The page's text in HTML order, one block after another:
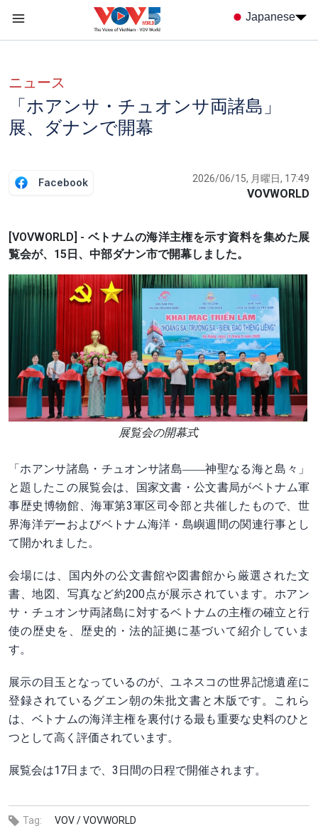
Japanese
ニュース
「ホアンサ・チュオンサ両諸島」
展、ダナンで開幕
Facebook 2026/06/15, 月曜日, 17:49
VOVWORLD
[VOVWORLD] - ベトナムの海洋主権を示す資料を集めた展
覧会が、15日、中部ダナン市で開幕しました。
展覧会の開幕式
「ホアンサ諸島・チュオンサ諸島――神聖なる海と島々」
と題したこの展覧会は、国家文書・公文書局がベトナム軍
事歴史博物館、海軍第3軍区司令部と共催したもので、世
界海洋デーおよびベトナム海洋・島嶼週間の関連行事とし
て開かれました。
会場には、国内外の公文書館や図書館から厳選された文
書、地図、写真など約200点が展示されています。ホアン
サ・チュオンサ両諸島に対するベトナムの主権の確立と行
使の歴史を、歴史的・法的証拠に基づいて紹介していま
す。
展示の目玉となっているのが、ユネスコの世界記憶遺産に
登録されているグエン朝の朱批文書と木版です。これら
は、ベトナムの海洋主権を裏付ける最も重要な史料のひと
つとして高く評価されています。
展覧会は17日まで、3日間の日程で開催されます。
Tag: VOV /VOVWORLD